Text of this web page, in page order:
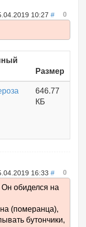
10:27 # 0
Размер
646.77
КБ
16:33 # 0
обиделся на
(померанца),
бутончики,